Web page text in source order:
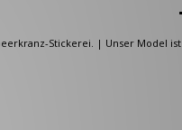
Stickerei. | Unser Model ist